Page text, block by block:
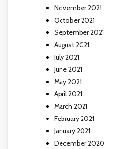
November 2021
October 2021
September 2021
August 2021
July 2021
June 2021
May 2021
April 2021
March 2021
February 2021
January 2021
December 2020